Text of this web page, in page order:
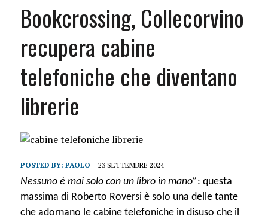
Bookcrossing, Collecorvino
recupera cabine
telefoniche che diventano
librerie
POSTED BY: PAOLO 23 SETTEMBRE 2024
Nessuno è mai solo con un libro in mano”: questa
massima di Roberto Roversi è solo una delle tante
che adornano le cabine telefoniche in disuso che il